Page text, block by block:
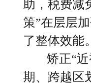
助，税费减
策”在层层
了整体效能
矫正“
期、跨越区